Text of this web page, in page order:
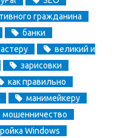
гражданина
банки
великий и
зарисовки
как правильно
манимейкеру
мошенничество
Windows